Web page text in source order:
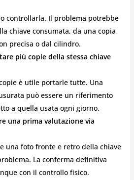
controllarla. Il problema potrebbe
chiave consumata, da una copia
precisa o dal cilindro.
più copie della stessa chiave
è utile portarle tutte. Una
può essere un riferimento
a quella usata ogni giorno.
una prima valutazione via
una foto fronte e retro della chiave
La conferma definitiva
con il controllo fisico.